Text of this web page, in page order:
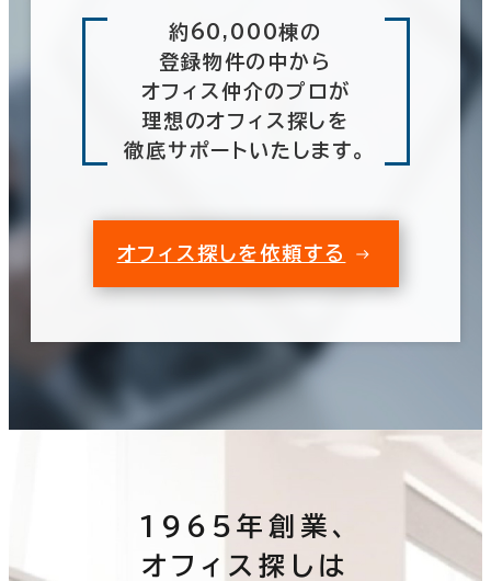
約60,000棟の
登録物件の中から
オフィス仲介のプロが
理想のオフィス探しを
徹底サポートいたします。
オフィス探しを依頼する
太白区 (3)
該当数 74室(20棟)
この条件で検索する
６か月以上
10年以内
20年以内 30年以内
2階以上
その他
1965年創業、
オフィス探しは